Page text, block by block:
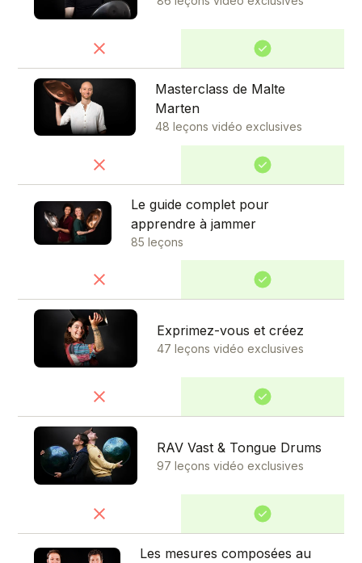
Masterclass de Malte
Marten
48 leçons vidéo exclusives
Le guide complet pour
apprendre à jammer
85 leçons
Exprimez-vous et créez
47 leçons vidéo exclusives
RAV Vast & Tongue Drums
97 leçons vidéo exclusives
Les mesures composées au